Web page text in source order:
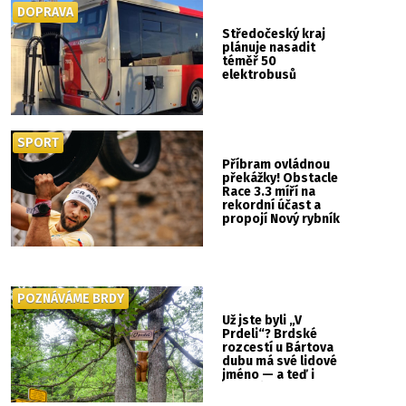
Středočeský kraj
plánuje nasadit
téměř 50
elektrobusů
DOPRAVA
Příbram ovládnou
překážky! Obstacle
Race 3.3 míří na
rekordní účast a
propojí Nový rybník
SPORT
Už jste byli „V
Prdeli“? Brdské
rozcestí u Bártova
dubu má své lidové
jméno — a teď i
POZNÁVÁME BRDY